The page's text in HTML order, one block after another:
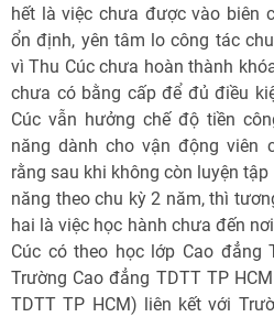
hết là việc chưa được vào biên
ổn định, yên tâm lo công tác
vì Thu Cúc chưa hoàn thành
chưa có bằng cấp để đủ điều
Cúc vẫn hưởng chế độ tiền
năng dành cho vận động viên
rằng sau khi không còn luyện
năng theo chu kỳ 2 năm, thì
hai là việc học hành chưa đến
Cúc có theo học lớp Cao đẳng
Trường Cao đẳng TDTT TP
TDTT TP HCM) liên kết với